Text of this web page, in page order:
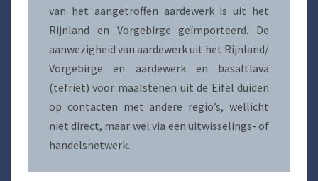
van het aangetroffen aardewerk is uit het
Rijnland en Vorgebirge geïmporteerd. De
aanwezigheid van aardewerk uit het Rijnland/
Vorgebirge en aardewerk en basaltlava
(tefriet) voor maalstenen uit de Eifel duiden
op contacten met andere regio’s, wellicht
niet direct, maar wel via een uitwisselings- of
handelsnetwerk.